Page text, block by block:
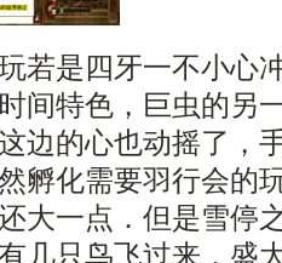
若是四牙一不小心
间特色，巨虫的另
边的心也动摇了，
孵化需要羽行会的
大一点．但是雪停
几只鸟飞过来，盛